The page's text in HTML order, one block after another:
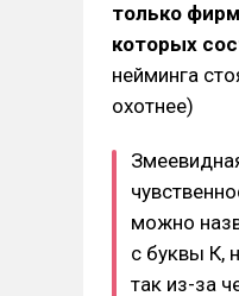
только
которых
нейминга
охотнее)
можно
с буквы К,
так из-за